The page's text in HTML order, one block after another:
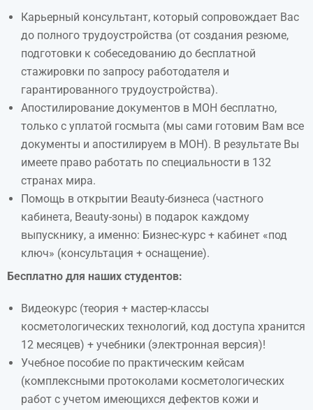
Карьерный консультант, который сопровождает Вас
до полного трудоустройства (от создания резюме,
подготовки к собеседованию до бесплатной
стажировки по запросу работодателя и
гарантированного трудоустройства).
Апостилирование документов в МОН бесплатно,
только с уплатой госмыта (мы сами готовим Вам все
документы и апостилируем в МОН). В результате Вы
имеете право работать по специальности в 132
странах мира.
Помощь в открытии Beauty-бизнеса (частного
кабинета, Beauty-зоны) в подарок каждому
выпускнику, а именно: Бизнес-курс + кабинет «под
ключ» (консультация + оснащение).
Бесплатно для наших студентов:
Видеокурс (теория + мастер-классы
косметологических технологий, код доступа хранится
12 месяцев) + учебники (электронная версия)!
Учебное пособие по практическим кейсам
(комплексными протоколами косметологических
работ с учетом имеющихся дефектов кожи и